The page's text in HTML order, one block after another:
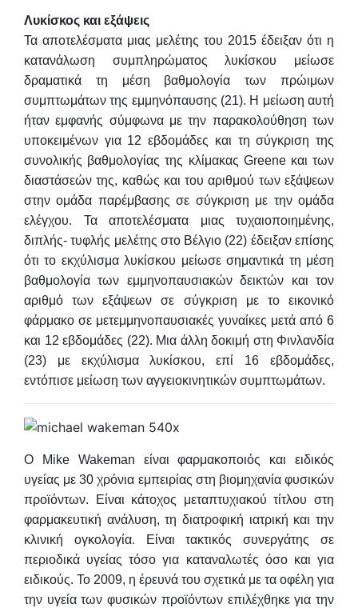
Λυκίσκος και εξάψεις
Τα αποτελέσματα μιας μελέτης του 2015 έδειξαν ότι η
κατανάλωση συμπληρώματος λυκίσκου μείωσε
δραματικά τη μέση βαθμολογία των πρώιμων
συμπτωμάτων της εμμηνόπαυσης (21). Η μείωση αυτή
ήταν εμφανής σύμφωνα με την παρακολούθηση των
υποκειμένων για 12 εβδομάδες και τη σύγκριση της
συνολικής βαθμολογίας της κλίμακας Greene και των
διαστάσεών της, καθώς και του αριθμού των εξάψεων
στην ομάδα παρέμβασης σε σύγκριση με την ομάδα
ελέγχου. Τα αποτελέσματα μιας τυχαιοποιημένης,
διπλής- τυφλής μελέτης στο Βέλγιο (22) έδειξαν επίσης
ότι το εκχύλισμα λυκίσκου μείωσε σημαντικά τη μέση
βαθμολογία των εμμηνοπαυσιακών δεικτών και τον
αριθμό των εξάψεων σε σύγκριση με το εικονικό
φάρμακο σε μετεμμηνοπαυσιακές γυναίκες μετά από 6
και 12 εβδομάδες (22). Μια άλλη δοκιμή στη Φινλανδία
(23) με εκχύλισμα λυκίσκου, επί 16 εβδομάδες,
εντόπισε μείωση των αγγειοκινητικών συμπτωμάτων.
Ο Mike Wakeman είναι φαρμακοποιός και ειδικός
υγείας με 30 χρόνια εμπειρίας στη βιομηχανία φυσικών
προϊόντων. Είναι κάτοχος μεταπτυχιακού τίτλου στη
φαρμακευτική ανάλυση, τη διατροφική ιατρική και την
κλινική ογκολογία. Είναι τακτικός συνεργάτης σε
περιοδικά υγείας τόσο για καταναλωτές όσο και για
ειδικούς. Το 2009, η έρευνά του σχετικά με τα οφέλη για
την υγεία των φυσικών προϊόντων επιλέχθηκε για την